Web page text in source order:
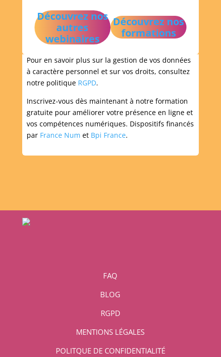
Découvrez nos
autres
webinaires
Découvrez nos
formations
Pour en savoir plus sur la gestion de vos données
à caractère personnel et sur vos droits, consultez
notre politique RGPD.
Inscrivez-vous dès maintenant à notre formation
gratuite pour améliorer votre présence en ligne et
vos compétences numériques. Dispositifs financés
par France Num et Bpi France.
FAQ
BLOG
RGPD
MENTIONS LÉGALES
POLITQUE DE CONFIDENTIALITÉ